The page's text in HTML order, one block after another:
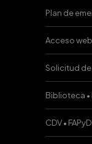
Plan de
Acceso
Solicitud de
Biblioteca •
CDV • FAPyD